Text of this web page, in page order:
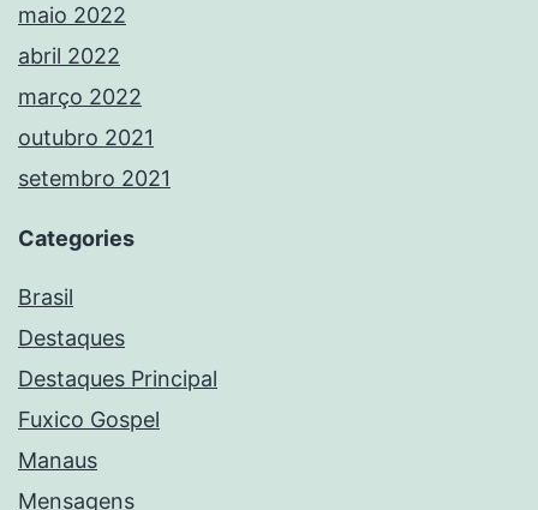
maio 2022
abril 2022
março 2022
outubro 2021
setembro 2021
Categories
Brasil
Destaques
Destaques Principal
Fuxico Gospel
Manaus
Mensagens